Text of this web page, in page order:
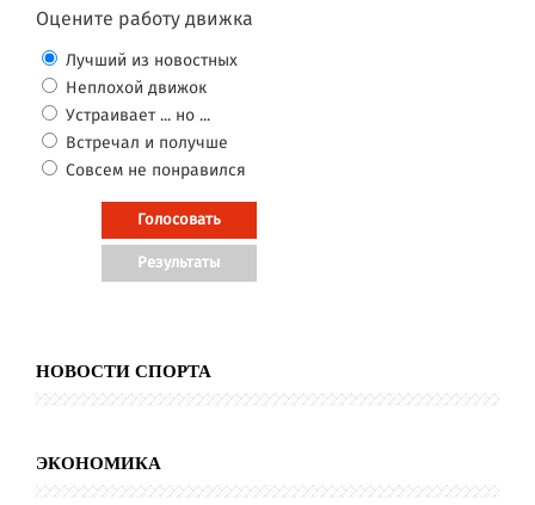
Оцените работу движка
Лучший из новостных
Неплохой движок
Устраивает ... но ...
Встречал и получше
Совсем не понравился
НОВОСТИ СПОРТА
ЭКОНОМИКА